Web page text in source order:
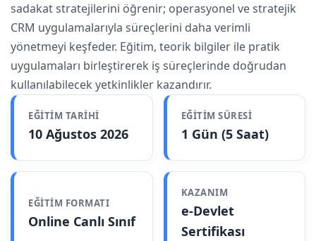
sadakat stratejilerini öğrenir; operasyonel ve stratejik
CRM uygulamalarıyla süreçlerini daha verimli
yönetmeyi keşfeder. Eğitim, teorik bilgiler ile pratik
uygulamaları birleştirerek iş süreçlerinde doğrudan
kullanılabilecek yetkinlikler kazandırır.
EĞITIM TARIHI
10 Ağustos 2026
EĞITIM SÜRESI
1 Gün (5 Saat)
EĞITIM FORMATI
Online Canlı Sınıf
KAZANIM
e-Devlet
Sertifikası